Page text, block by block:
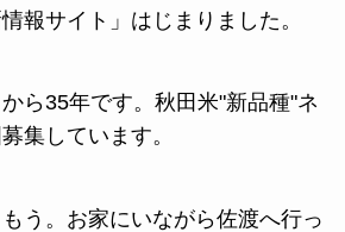
報サイト」はじまりました。
から35年です。秋田米"新品種"ネ
集しています。
う。お家にいながら佐渡へ行っ